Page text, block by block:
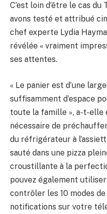
C’est loin d’être le cas du
avons testé et attribué
chef experte Lydia
révélée « vraiment
ses attentes.
« Le panier est d’une
suffisamment d’espace
toute la famille », a-t-elle
nécessaire de
du réfrigérateur à
sauté dans une pizza
croustillante à la
pouvez également
contrôler les 10 modes
notifications sur votre